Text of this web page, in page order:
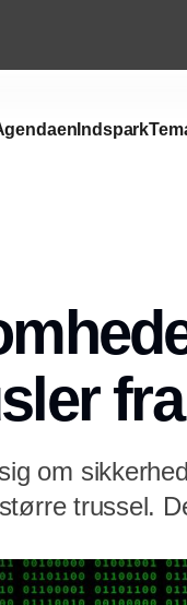
Indspark
om
trussel.